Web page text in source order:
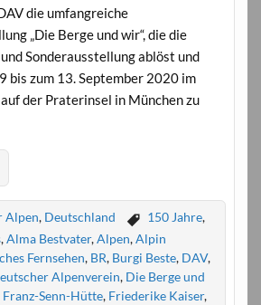
die umfangreiche
„Die Berge und wir“, die die
Sonderausstellung ablöst und
bis zum 13. September 2020 im
der Praterinsel in München zu
Alpen, Deutschland 150 Jahre,
,Alma Bestvater,Alpen,Alpin
Fernsehen, BR, Burgi Beste, DAV,
Alpenverein, Die Berge und
Franz-Senn-Hütte, Friederike Kaiser,